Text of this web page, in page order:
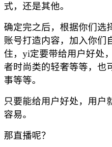
式，还是其他。
确定完之后，根据你们选
账号打造内容，加入你们
住， yi定要带给用户好处
者时尚类的轻奢等等，也
事等等。
只要能给用户好处，用户
容易。
那直播呢？